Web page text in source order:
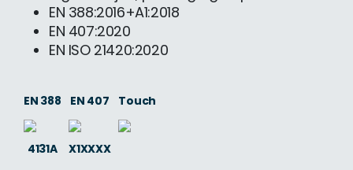
EN 388:2016+A1:2018
EN 407:2020
EN ISO 21420:2020
EN 388
4131A
EN 407
X1XXXX
Touch